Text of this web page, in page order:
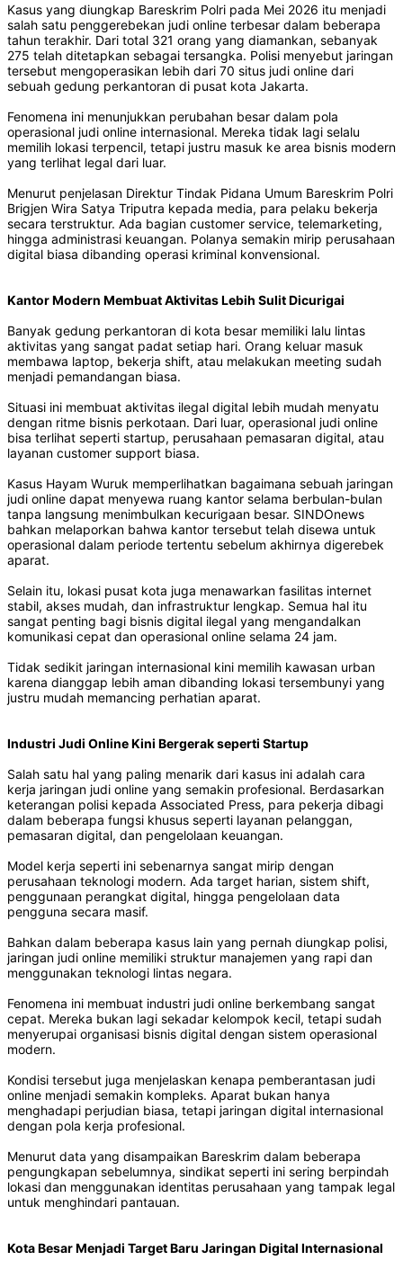
Kasus yang diungkap Bareskrim Polri pada Mei 2026 itu menjadi
salah satu penggerebekan judi online terbesar dalam beberapa
tahun terakhir. Dari total 321 orang yang diamankan, sebanyak
275 telah ditetapkan sebagai tersangka. Polisi menyebut jaringan
tersebut mengoperasikan lebih dari 70 situs judi online dari
sebuah gedung perkantoran di pusat kota Jakarta.
Fenomena ini menunjukkan perubahan besar dalam pola
operasional judi online internasional. Mereka tidak lagi selalu
memilih lokasi terpencil, tetapi justru masuk ke area bisnis modern
yang terlihat legal dari luar.
Menurut penjelasan Direktur Tindak Pidana Umum Bareskrim Polri
Brigjen Wira Satya Triputra kepada media, para pelaku bekerja
secara terstruktur. Ada bagian customer service, telemarketing,
hingga administrasi keuangan. Polanya semakin mirip perusahaan
digital biasa dibanding operasi kriminal konvensional.
Kantor Modern Membuat Aktivitas Lebih Sulit Dicurigai
Banyak gedung perkantoran di kota besar memiliki lalu lintas
aktivitas yang sangat padat setiap hari. Orang keluar masuk
membawa laptop, bekerja shift, atau melakukan meeting sudah
menjadi pemandangan biasa.
Situasi ini membuat aktivitas ilegal digital lebih mudah menyatu
dengan ritme bisnis perkotaan. Dari luar, operasional judi online
bisa terlihat seperti startup, perusahaan pemasaran digital, atau
layanan customer support biasa.
Kasus Hayam Wuruk memperlihatkan bagaimana sebuah jaringan
judi online dapat menyewa ruang kantor selama berbulan-bulan
tanpa langsung menimbulkan kecurigaan besar. SINDOnews
bahkan melaporkan bahwa kantor tersebut telah disewa untuk
operasional dalam periode tertentu sebelum akhirnya digerebek
aparat.
Selain itu, lokasi pusat kota juga menawarkan fasilitas internet
stabil, akses mudah, dan infrastruktur lengkap. Semua hal itu
sangat penting bagi bisnis digital ilegal yang mengandalkan
komunikasi cepat dan operasional online selama 24 jam.
Tidak sedikit jaringan internasional kini memilih kawasan urban
karena dianggap lebih aman dibanding lokasi tersembunyi yang
justru mudah memancing perhatian aparat.
Industri Judi Online Kini Bergerak seperti Startup
Salah satu hal yang paling menarik dari kasus ini adalah cara
kerja jaringan judi online yang semakin profesional. Berdasarkan
keterangan polisi kepada Associated Press, para pekerja dibagi
dalam beberapa fungsi khusus seperti layanan pelanggan,
pemasaran digital, dan pengelolaan keuangan.
Model kerja seperti ini sebenarnya sangat mirip dengan
perusahaan teknologi modern. Ada target harian, sistem shift,
penggunaan perangkat digital, hingga pengelolaan data
pengguna secara masif.
Bahkan dalam beberapa kasus lain yang pernah diungkap polisi,
jaringan judi online memiliki struktur manajemen yang rapi dan
menggunakan teknologi lintas negara.
Fenomena ini membuat industri judi online berkembang sangat
cepat. Mereka bukan lagi sekadar kelompok kecil, tetapi sudah
menyerupai organisasi bisnis digital dengan sistem operasional
modern.
Kondisi tersebut juga menjelaskan kenapa pemberantasan judi
online menjadi semakin kompleks. Aparat bukan hanya
menghadapi perjudian biasa, tetapi jaringan digital internasional
dengan pola kerja profesional.
Menurut data yang disampaikan Bareskrim dalam beberapa
pengungkapan sebelumnya, sindikat seperti ini sering berpindah
lokasi dan menggunakan identitas perusahaan yang tampak legal
untuk menghindari pantauan.
Kota Besar Menjadi Target Baru Jaringan Digital Internasional